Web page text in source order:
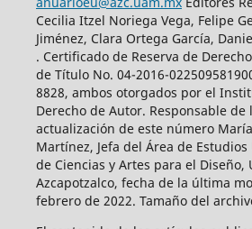
Cecilia Itzel Noriega Vega, Felipe
Jiménez, Clara Ortega García,
. Certificado de Reserva de
de Título No. 04-2016-
8828, ambos otorgados por el
Derecho de Autor. Responsable de
actualización de este número
Martínez, Jefa del Área de
de Ciencias y Artes para el Diseño,
Azcapotzalco, fecha de la última
febrero de 2022. Tamaño del